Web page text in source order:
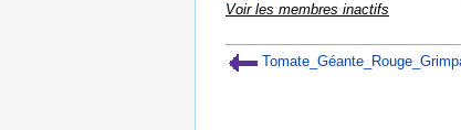
Voir les membres inactifs